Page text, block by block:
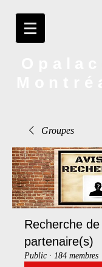
Groupes
Recherche de
partenaire(s)
Public · 184 membres